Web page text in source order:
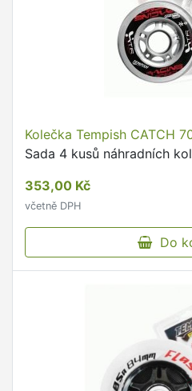
Kolečka Tempish CATCH
Sada 4 kusů náhradních
353,00 Kč
včetně DPH
Do